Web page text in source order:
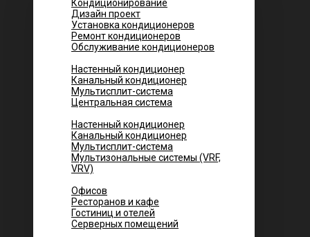
Кондиционирование
Дизайн проект
Установка кондиционеров
Ремонт кондиционеров
Обслуживание кондиционеров
Настенный кондиционер
Канальный кондиционер
Мультисплит-система
Центральная система
Настенный кондиционер
Канальный кондиционер
Мультисплит-система
Мультизональные системы (VRF,
VRV)
Офисов
Ресторанов и кафе
Гостиниц и отелей
Серверных помещений